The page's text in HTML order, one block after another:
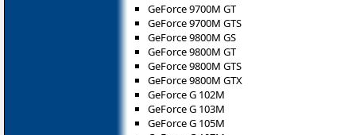
GeForce 9700M GT
GeForce 9700M GTS
GeForce 9800M GS
GeForce 9800M GT
GeForce 9800M GTS
GeForce 9800M GTX
GeForce G 102M
GeForce G 103M
GeForce G 105M